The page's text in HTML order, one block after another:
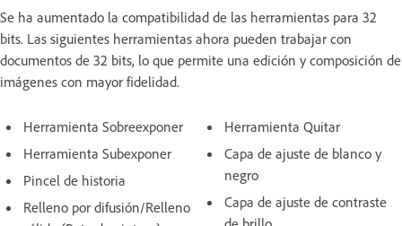
Se ha aumentado la compatibilidad de las herramientas para 32
bits. Las siguientes herramientas ahora pueden trabajar con
documentos de 32 bits, lo que permite una edición y composición de
imágenes con mayor fidelidad.
Herramienta Sobreexponer
Herramienta Subexponer
Pincel de historia
Relleno por difusión/Relleno
Herramienta Quitar
Capa de ajuste de blanco y
negro
Capa de ajuste de contraste